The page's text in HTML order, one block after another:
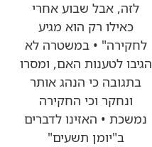
לזה, אבל שבוע אחרי
כאילו רק הוא מגיע
לחקירה" • במשטרה לא
הגיבו לטענות האם, ומסרו
בתגובה כי הנהג אותר
ונחקר וכי החקירה
נמשכת • האזינו לדברים
ב"יומן תשעים"